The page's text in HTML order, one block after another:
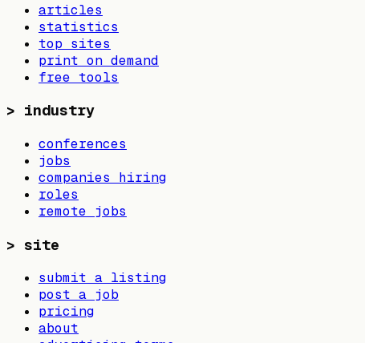
articles
statistics
top sites
print on demand
free tools
> industry
conferences
jobs
companies hiring
roles
remote jobs
> site
submit a listing
post a job
pricing
about